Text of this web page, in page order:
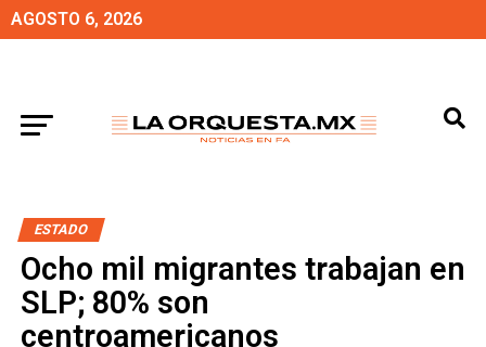
AGOSTO 6, 2026
ESTADO
Ocho mil migrantes trabajan en
SLP; 80% son
centroamericanos